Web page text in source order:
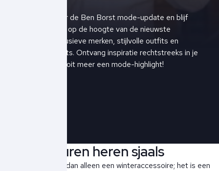
Schrijf je in voor de Ben Borst mode-update en blijf
altijd als eerste op de hoogte van de nieuwste
collecties, exclusieve merken, stijlvolle outfits en
upcoming events. Ontvang inspiratie rechtstreeks in je
inbox en mis nooit meer een mode-highlight!
Ralph Lauren heren sjaals
Een sjaal is meer dan alleen een winteraccessoire; het is een